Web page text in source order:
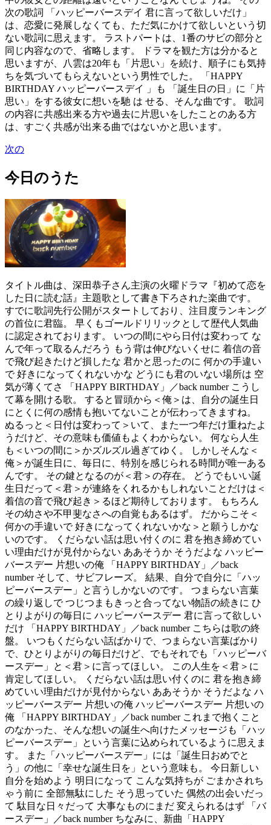
次の歌詞 「ハッピーバースデイ 君に言って欲しいだけ」
は、恋愛に発展しなくても、ただ気にかけて欲しいという切
ない歌詞に思えます。 ラストパートは、1番のサビの部分と
同じ内容なので、省略します。 ドラマを観た方は分かると
思いますが、八雲は20年も「片思い」を続け、順子にも気持
ちを気づいてもらえないという男性でした。 「HAPPY
BIRTHDAY ハッピーバースデイ 」も 「誕生日の日」に「片
思い」をする彼女に想いを馳 は せる、そんな曲です。 歌詞
の内容に共感出来る方や過去に片思いをしたことのある方
は、すごく共感が出来る曲ではないかと思います。
次の
今日のうた
タイトル曲は、深田恭子さん主演の火曜ドラマ『初めて恋を
した日に読む話』主題歌として書き下ろされた楽曲です。
すでに歌詞先行公開がスタートしており、注目度ランキング
の首位に君臨。 早くもゴールドリリックとして歴代人気曲
に認定されております。 いつの間にやら日付は変わって な
んで年って取るんだろう もう背は伸びないくせに 着信の音
で飛び起きたけど損したな 君かと思ったのに 何かの手違い
で 好きになってくれないかな どうにも君のいない場所は 空
気が薄くてさ 「HAPPY BIRTHDAY」／back number こうし
て幕を開ける歌。 すると冒頭から＜俺＞は、自分の誕生日
にとくに何の感情も抱いてないことが伝わってきますね。
ぬるっと＜日付は変わって＞いて、また一つ年だけ重ねたよ
うだけど、その意味も価値もよくわからない。 何なら人生
も＜いつの間に＞かズルズル過ぎてゆく。 しかしそんな＜
俺＞が誕生日に、毎日に、特別を感じられる時間が唯一ある
んです。 その鍵となるのが＜君＞の存在。 どうでもいい誕
生日だって＜君＞が連絡をくれるかもしれないことだけは＜
着信の音で飛び起き＞るほど期待しております。 もちろん
その幼さや不甲斐なさへの自覚もあるはず。 だからこそ＜
何かの手違いで 好きになってくれないかな＞と願うしかな
いのです。 くだらない話は思い付くのに 君を抱き締めてい
い理由だけが見付からない ああそうか そうだよな ハッピー
バースデー 片想いの俺 「HAPPY BIRTHDAY」／back
number そして、サビフレーズ。 結果、自分で自分に「ハッ
ピーバースデー」と言うしかないのです。 つまらない言葉
の繰り返しで つじつまもきっと合ってない物語の続きに ひ
とりよがりの毎日に ハッピーバースデー 君に言って欲しい
だけ 「HAPPY BIRTHDAY」／back number こちらは歌の終
盤。 いつもくだらない話ばかりで、つまらない言葉ばかり
で、ひとりよがりの毎日だけど、でもそれでも「ハッピーバ
ースデー」と＜君＞に言ってほしい。 この人生を＜君＞に
肯定してほしい。 くだらない話は思い付くのに 君を抱き締
めていい理由だけが見付からない ああそうか そうだよな ハ
ッピーバースデー 片想いの俺 ハッピーバースデー 片想いの
俺 「HAPPY BIRTHDAY」／back number これまで抱くこと
のなかった、そんな想いの誕生へ向けたメッセージも「ハッ
ピーバースデー」という言葉に込められているように思えま
す。 また「ハッピーバースデー」には「誕生日おめでと
う」の他に「幸せな誕生日を」という意味も。 今日新しい
自分を始めよう 明日になって こんな気持ちが ごまかされち
ゃう前に 全部無駄にした そう思っていた 偶然の出会いだっ
て 駄目な日々だって 大事なものにまだ 変えられるはず 「バ
ースデー」／back number ちなみに、新曲「HAPPY